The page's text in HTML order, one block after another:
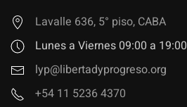
Lavalle 636, 5° piso, CABA
Lunes a Viernes 09:00 a 19:00
lyp@libertadyprogreso.org
+54 11 5236 4370